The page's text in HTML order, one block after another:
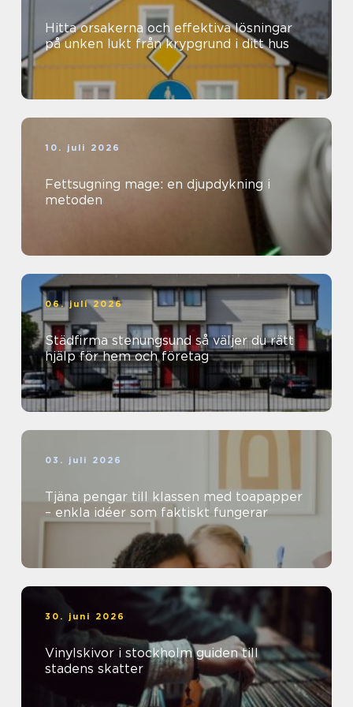
Hitta orsakerna och effektiva lösningar
på unken lukt från krypgrund i ditt hus
10. juli 2026
Fettsugning mage: en djupdykning i
metoden
06. juli 2026
Städfirma stenungsund så väljer du rätt
hjälp för hem och företag
03. juli 2026
Tjäna pengar till klassen med toapapper
– enkla idéer som faktiskt fungerar
30. juni 2026
Vinylskivor i stockholm guiden till
stadens skatter